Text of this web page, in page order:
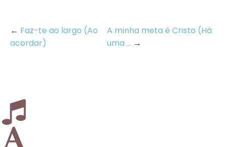
← Faz-te ao largo (Ao
acordar)
A minha meta é Cristo (Há
uma ... →